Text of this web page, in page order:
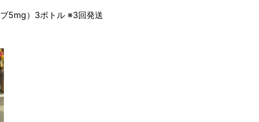
5mg）3ボトル ※3回発送